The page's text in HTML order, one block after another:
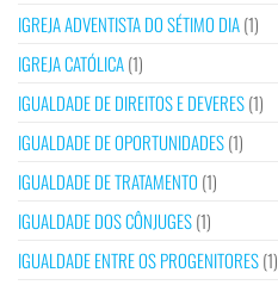
IGREJA ADVENTISTA DO SÉTIMO DIA(1)
IGREJA CATÓLICA(1)
IGUALDADE DE DIREITOS E DEVERES(1)
IGUALDADE DE OPORTUNIDADES(1)
IGUALDADE DE TRATAMENTO (1)
IGUALDADE DOS CÔNJUGES(1)
IGUALDADE ENTRE OS PROGENITORES(1)